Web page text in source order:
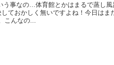
事なの…体育館とかはまるで蒸し
ておかしく無いですよね！今日はま
こんなの...